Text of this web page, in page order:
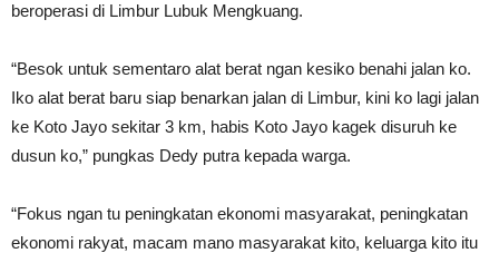
beroperasi di Limbur Lubuk Mengkuang.
“Besok untuk sementaro alat berat ngan kesiko benahi jalan ko.
Iko alat berat baru siap benarkan jalan di Limbur, kini ko lagi jalan
ke Koto Jayo sekitar 3 km, habis Koto Jayo kagek disuruh ke
dusun ko,” pungkas Dedy putra kepada warga.
“Fokus ngan tu peningkatan ekonomi masyarakat, peningkatan
ekonomi rakyat, macam mano masyarakat kito, keluarga kito itu